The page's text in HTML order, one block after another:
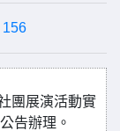
156
團展演活動實
告辦理。